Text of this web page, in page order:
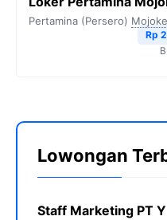
Pertamina (Persero)
Rp
Lowongan
Staff Marketing PT